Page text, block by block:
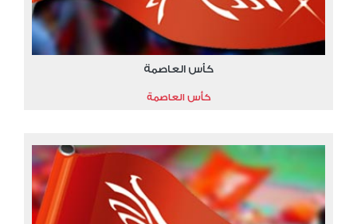
كأس العاصمة
كأس العاصمة